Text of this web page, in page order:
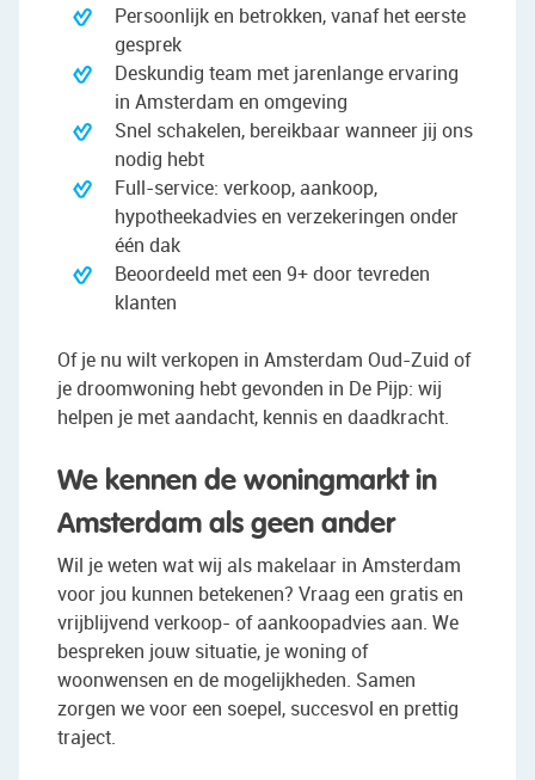
Persoonlijk en betrokken, vanaf het eerste
gesprek
Deskundig team met jarenlange ervaring
in Amsterdam en omgeving
Snel schakelen, bereikbaar wanneer jij ons
nodig hebt
Full-service: verkoop, aankoop,
hypotheekadvies en verzekeringen onder
één dak
Beoordeeld met een 9+ door tevreden
klanten
Of je nu wilt verkopen in Amsterdam Oud-Zuid of
je droomwoning hebt gevonden in De Pijp: wij
helpen je met aandacht, kennis en daadkracht.
We kennen de woningmarkt in
Amsterdam als geen ander
Wil je weten wat wij als makelaar in Amsterdam
voor jou kunnen betekenen? Vraag een gratis en
vrijblijvend verkoop- of aankoopadvies aan. We
bespreken jouw situatie, je woning of
woonwensen en de mogelijkheden. Samen
zorgen we voor een soepel, succesvol en prettig
traject.